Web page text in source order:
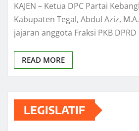
KAJEN – Ketua DPC Partai
Kabupaten Tegal, Abdul Aziz,
jajaran anggota Fraksi PKB
READ MORE
LEGISLATIF